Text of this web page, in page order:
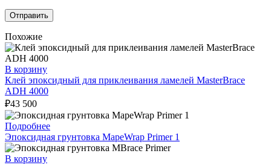
Похожие
В корзину
Клей эпоксидный для приклеивания ламелей MasterBrace
ADH 4000
₽43 500
Подробнее
Эпоксидная грунтовка MapeWrap Primer 1
В корзину